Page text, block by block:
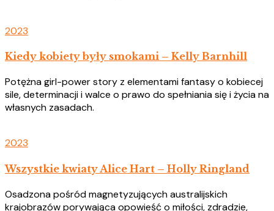
2023
Kiedy kobiety były smokami – Kelly Barnhill
Potężna girl-power story z elementami fantasy o kobiecej
sile, determinacji i walce o prawo do spełniania się i życia na
własnych zasadach.
2023
Wszystkie kwiaty Alice Hart – Holly Ringland
Osadzona pośród magnetyzujących australijskich
krajobrazów porywająca opowieść o miłości, zdradzie,